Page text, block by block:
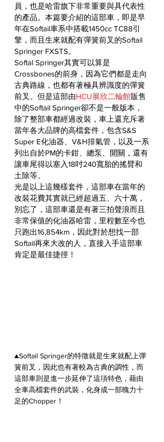
員，也是哈雷旗下非常重要與具代表性
的產品。本篇要介紹的這部車，即是早
年在Softail車系中搭載1450cc TC88引
擎，而且生來就配有彈簧前叉的Softail
Springer FXSTS。
Softal Springer其實可以算是
Crossbones的前身，因為它們都是走向
古典路線，也都有著極具辨識度的彈簧
前叉。但是這部由HCU展欣二輪館販售
中的Softail Springer卻不是一般版本，
除了整部車都經過改裝，車上還充斥著
當年各大品牌的高檔套件，包含S&S
Super E化油器、V&H排氣管，以及一系
列出自於PM的卡鉗、總泵、開關，還有
讓車尾得以塞入18吋240寬胎的搖臂和
土除等。
光是以上這幾樣套件，這部車在當年的
改裝花費其實就已經超過五、六十萬，
別忘了，這部車還是有著三拍聲浪而且
非常保值的化油器哈雷，里程數至今也
只跑出16,854km，因此對於想找一部
Softail再來大改的人，直接入手這部車
肯定是最佳捷徑！
▲Softail Springer的特徵就是生來就配上彈
簧前叉，因此也有著較為古典的調性，而
這部車則是進一步延伸了這項特色，藉由
全車高檔套件的武裝，化身成一部魄力十
足的Chopper！